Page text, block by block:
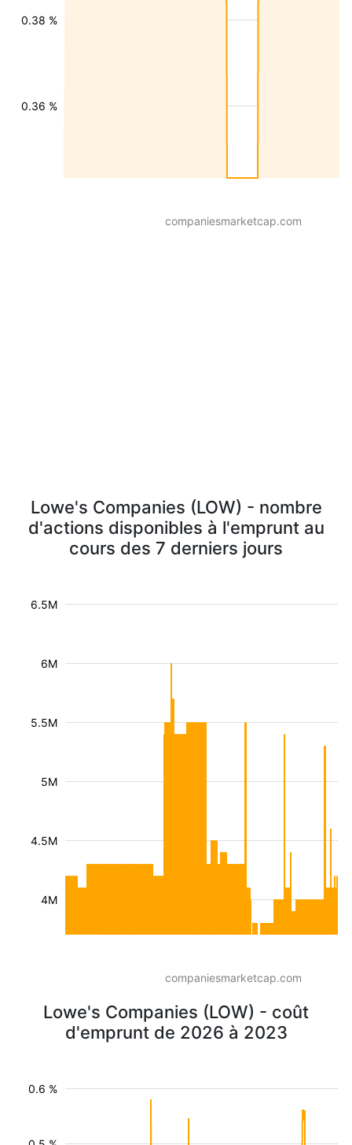
0.36 %
0.38 %
companiesmarketcap.com
Lowe's Companies (LOW) - nombre
d'actions disponibles à l'emprunt au
cours des 7 derniers jours
4M
4.5M
5M
5.5M
6M
6.5M
companiesmarketcap.com
Lowe's Companies (LOW) - coût
d'emprunt de 2026 à 2023
0.6 %